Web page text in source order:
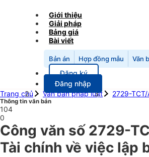
Giới thiệu
Giải pháp
Bảng giá
Bài viết
Bản án Hợp đồng mẫu Văn
Đăng ký
Đăng nhập
Trang chủ
Văn bản pháp luật 2729-TCT/
Thông tin văn bản
104
0
Công văn số 2729-
Tài chính về việc lập